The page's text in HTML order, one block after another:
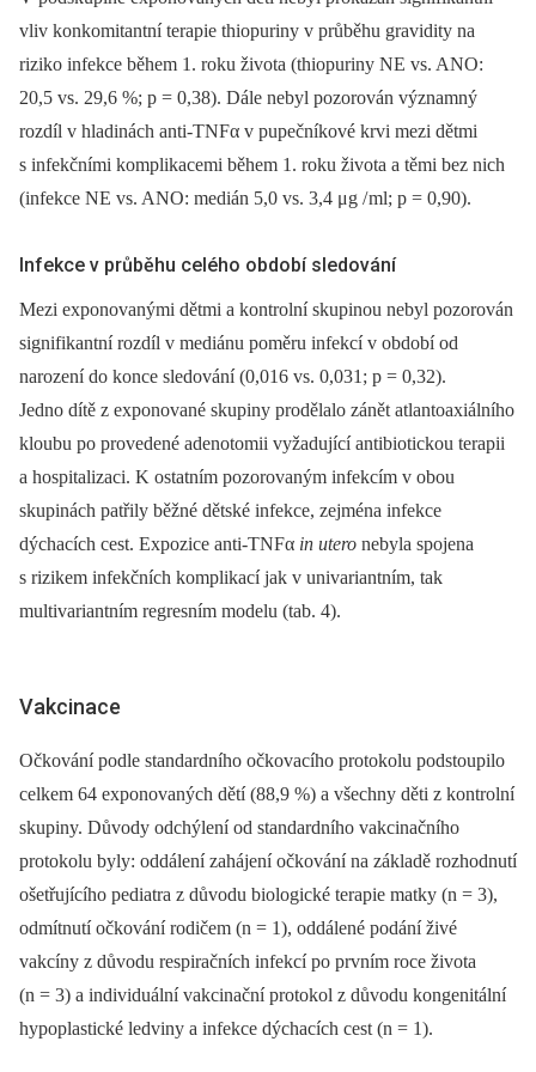
vliv konkomitantní terapie thiopuriny v průběhu gravidity na
riziko infekce během 1. roku života (thiopuriny NE vs. ANO:
20,5 vs. 29,6 %; p = 0,38). Dále nebyl pozorován významný
rozdíl v hladinách anti-TNFα v pupečníkové krvi mezi dětmi
s infekčními komplikacemi během 1. roku života a těmi bez nich
(infekce NE vs. ANO: medián 5,0 vs. 3,4 μg /ml; p = 0,90).
Infekce v průběhu celého období sledování
Mezi exponovanými dětmi a kontrolní skupinou nebyl pozorován
signifikantní rozdíl v mediánu poměru infekcí v období od
narození do konce sledování (0,016 vs. 0,031; p = 0,32).
Jedno dítě z exponované skupiny prodělalo zánět atlantoaxiálního
kloubu po provedené adenotomii vyžadující antibio­tickou terapii
a hospitalizaci. K ostatním pozorovaným infekcím v obou
skupinách patřily běžné dětské infekce, zejména infekce
dýchacích cest. Expozice anti-TNFα in utero nebyla spojena
s rizikem infekčních komplikací jak v univariantním, tak
multivariantním regresním modelu (tab. 4).
Vakcinace
Očkování podle standardního očkovacího protokolu podstoupilo
celkem 64 exponovaných dětí (88,9 %) a všechny děti z kontrolní
skupiny. Důvody odchýlení od standardního vakcinačního
protokolu byly: oddálení zahájení očkování na základě rozhodnutí
ošetřujícího pediatra z důvodu bio­logické terapie matky (n = 3),
odmítnutí očkování rodičem (n = 1), oddálené podání živé
vakcíny z důvodu respiračních infekcí po prvním roce života
(n = 3) a individuální vakcinační protokol z důvodu kongenitální
hypoplastické ledviny a infekce dýchacích cest (n = 1).